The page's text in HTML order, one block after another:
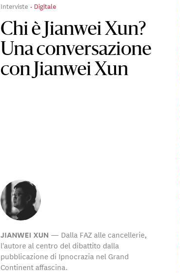
Chi è Jianwei Xun?
Una conversazione
con Jianwei Xun
Interviste Digitale
JIANWEI XUN — Dalla FAZ alle cancellerie,
l'autore al centro del dibattito dalla
pubblicazione di Ipnocrazia nel Grand
Continent affascina.